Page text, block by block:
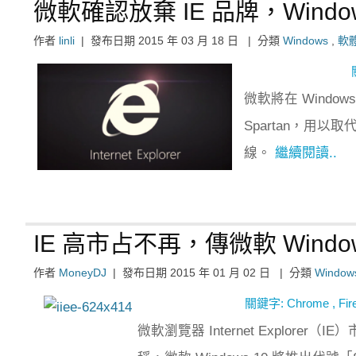
微軟確認放棄 IE 品牌，
作者 linli | 發布日期 2015 年 03 月 18 日 | 分類 Windows 軟
微軟將在
Spartan，用以取
線。 繼續閱讀..
IE 高市占不再，傳微軟
作者 MoneyDJ | 發布日期 2015 年 01 月 02 日 | 分類
關鍵字: Chrome ,
微軟瀏覽器 Internet Explorer（IE）